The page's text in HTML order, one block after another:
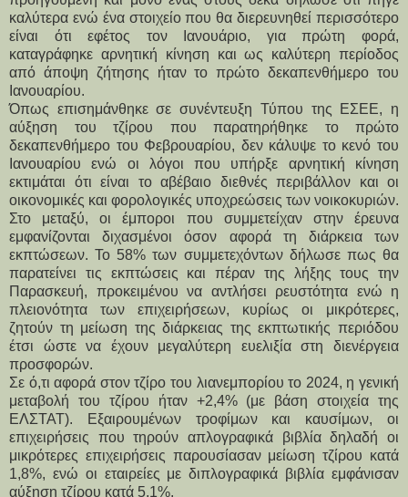
καλύτερα ενώ ένα στοιχείο που θα διερευνηθεί περισσότερο
είναι ότι εφέτος τον Ιανουάριο, για πρώτη φορά,
καταγράφηκε αρνητική κίνηση και ως καλύτερη περίοδος
από άποψη ζήτησης ήταν το πρώτο δεκαπενθήμερο του
Ιανουαρίου.
Όπως επισημάνθηκε σε συνέντευξη Τύπου της ΕΣΕΕ, η
αύξηση του τζίρου που παρατηρήθηκε το πρώτο
δεκαπενθήμερο του Φεβρουαρίου, δεν κάλυψε το κενό του
Ιανουαρίου ενώ οι λόγοι που υπήρξε αρνητική κίνηση
εκτιμάται ότι είναι το αβέβαιο διεθνές περιβάλλον και οι
οικονομικές και φορολογικές υποχρεώσεις των νοικοκυριών.
Στο μεταξύ, οι έμποροι που συμμετείχαν στην έρευνα
εμφανίζονται διχασμένοι όσον αφορά τη διάρκεια των
εκπτώσεων. Το 58% των συμμετεχόντων δήλωσε πως θα
παρατείνει τις εκπτώσεις και πέραν της λήξης τους την
Παρασκευή, προκειμένου να αντλήσει ρευστότητα ενώ η
πλειονότητα των επιχειρήσεων, κυρίως οι μικρότερες,
ζητούν τη μείωση της διάρκειας της εκπτωτικής περιόδου
έτσι ώστε να έχουν μεγαλύτερη ευελιξία στη διενέργεια
προσφορών.
Σε ό,τι αφορά στον τζίρο του λιανεμπορίου το 2024, η γενική
μεταβολή του τζίρου ήταν +2,4% (με βάση στοιχεία της
ΕΛΣΤΑΤ). Εξαιρουμένων τροφίμων και καυσίμων, οι
επιχειρήσεις που τηρούν απλογραφικά βιβλία δηλαδή οι
μικρότερες επιχειρήσεις παρουσίασαν μείωση τζίρου κατά
1,8%, ενώ οι εταιρείες με διπλογραφικά βιβλία εμφάνισαν
αύξηση τζίρου κατά 5,1%.